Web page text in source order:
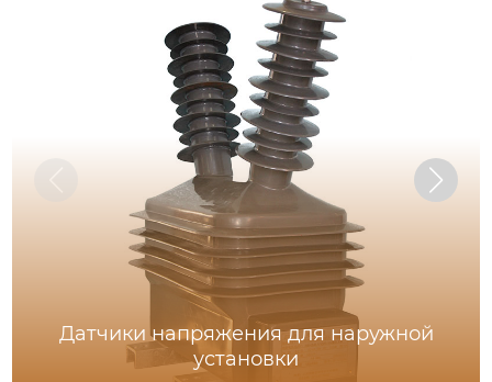
Датчики напряжения для наружной
установки